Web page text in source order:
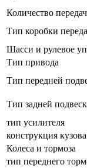
Количество передач
Тип коробки
Шасси и рулевое
Тип привода
Тип передней
Тип задней
тип усилителя
конструкция кузова
Колеса и тормоза
тип переднего